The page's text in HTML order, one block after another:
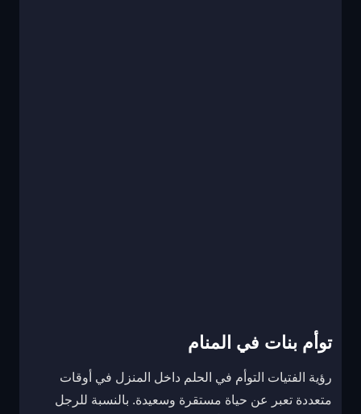
توأم بنات في المنام
رؤية الفتيات التوأم في الحلم داخل المنزل في أوقات
متعددة تعبر عن حياة مستقرة وسعيدة. بالنسبة للرجل